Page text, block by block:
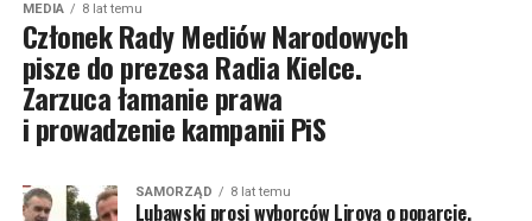
MEDIA 8 lat temu
Członek Rady Mediów Narodowych
pisze do prezesa Radia Kielce.
Zarzuca łamanie prawa
i prowadzenie kampanii PiS
SAMORZĄD 8 lat temu
Lubawski prosi wyborców Liroya o poparcie.